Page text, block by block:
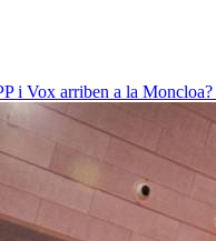
i Vox arriben a la Moncloa?